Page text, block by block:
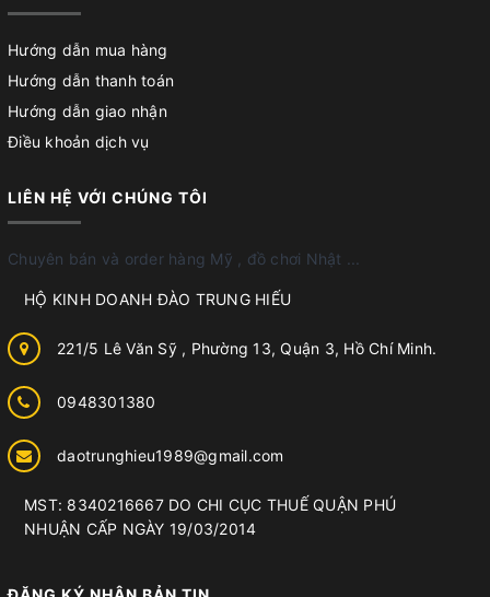
Hướng dẫn mua hàng
Hướng dẫn thanh toán
Hướng dẫn giao nhận
Điều khoản dịch vụ
LIÊN HỆ VỚI CHÚNG TÔI
Chuyên bán và order hàng Mỹ , đồ chơi Nhật ...
HỘ KINH DOANH ĐÀO TRUNG HIẾU
221/5 Lê Văn Sỹ , Phường 13, Quận 3, Hồ Chí Minh.
0948301380
daotrunghieu1989@gmail.com
MST: 8340216667 DO CHI CỤC THUẾ QUẬN PHÚ
NHUẬN CẤP NGÀY 19/03/2014